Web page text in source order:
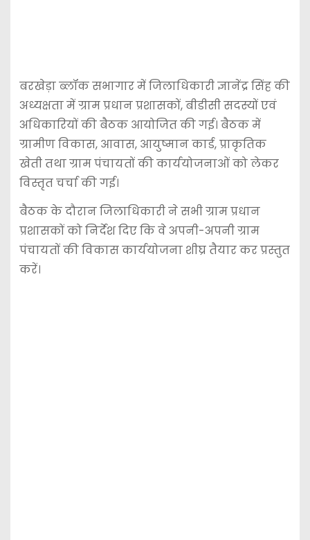
बरखेड़ा ब्लॉक सभागार में जिलाधिकारी ज्ञानेंद्र सिंह की
अध्यक्षता में ग्राम प्रधान प्रशासकों, बीडीसी सदस्यों एवं
अधिकारियों की बैठक आयोजित की गई। बैठक में
ग्रामीण विकास, आवास, आयुष्मान कार्ड, प्राकृतिक
खेती तथा ग्राम पंचायतों की कार्ययोजनाओं को लेकर
विस्तृत चर्चा की गई।
बैठक के दौरान जिलाधिकारी ने सभी ग्राम प्रधान
प्रशासकों को निर्देश दिए कि वे अपनी-अपनी ग्राम
पंचायतों की विकास कार्ययोजना शीघ्र तैयार कर प्रस्तुत
करें।